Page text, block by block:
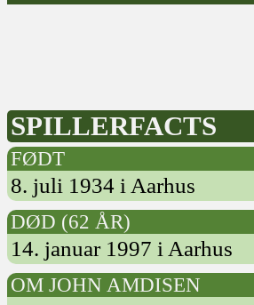
SPILLERFACTS
FØDT
8. juli 1934 i Aarhus
DØD (62 ÅR)
14. januar 1997 i Aarhus
OM JOHN AMDISEN